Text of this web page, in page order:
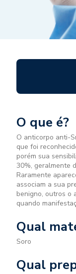
O que é?
O anticorpo anti-
que foi
porém sua
30%, geralmente
Raramente
associam a sua
benigno, outros o
quando
Qual
Soro
Qual